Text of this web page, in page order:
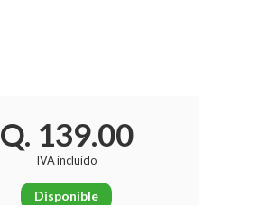
Q. 139.00
IVA incluido
Disponible